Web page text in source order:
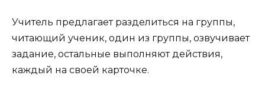
Учитель предлагает разделиться на группы,
читающий ученик, один из группы, озвучивает
задание, остальные выполняют действия,
каждый на своей карточке.